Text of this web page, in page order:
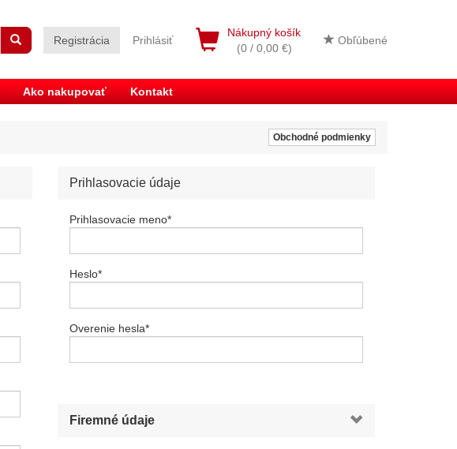
Nákupný košík
(0 / 0,00 €)
Obľúbené
Registrácia Prihlásiť
Ako nakupovať Kontakt
Obchodné podmienky
Prihlasovacie údaje
Prihlasovacie meno*
Heslo*
Overenie hesla*
Firemné údaje